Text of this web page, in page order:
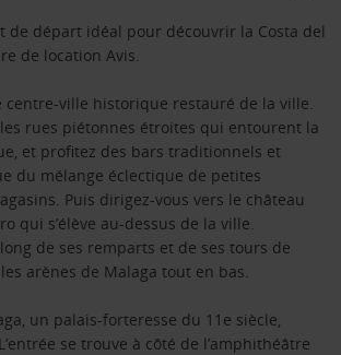
de départ idéal pour découvrir la Costa del
de location Avis.
centre-ville historique restauré de la ville.
rues piétonnes étroites qui entourent la
et profitez des bars traditionnels et
du mélange éclectique de petites
Puis dirigez-vous vers le château
qui s’élève au-dessus de la ville.
de ses remparts et de ses tours de
arènes de Malaga tout en bas.
un palais-forteresse du 11e siècle,
se trouve à côté de l’amphithéâtre